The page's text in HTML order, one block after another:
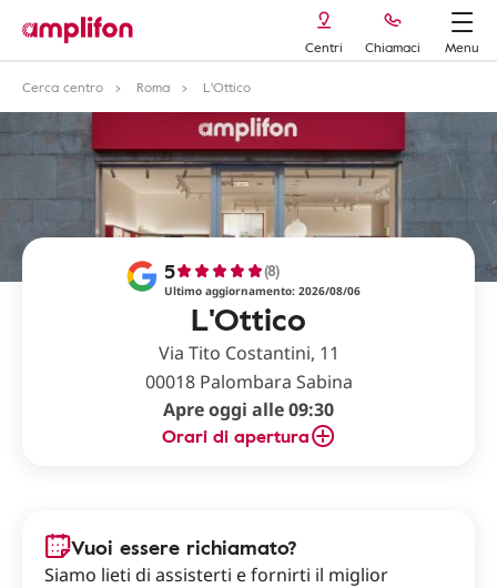
Centri Chiamaci
Menu
Cerca centro
Roma L'Ottico
L'Ottico
5 (8)
Ultimo aggiornamento: 2026/08/06
Via Tito Costantini, 11
00018 Palombara Sabina
Apre oggi alle 09:30
Orari di apertura
Vuoi essere richiamato?
Siamo lieti di assisterti e fornirti il miglior